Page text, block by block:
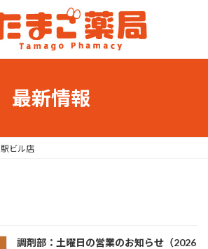
最新情報
駅ビル店
調剤部：土曜日の営業のお知らせ（2026